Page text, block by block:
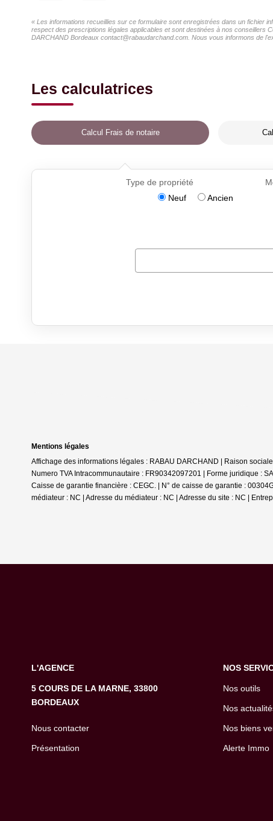
« Les informations recueillies sur ce formulaire sont enregistrées dans un fichier
respect des prescriptions légales applicables et sont destinées à nos conseillers
DARCHAND Bordeaux contact@rabaudarchand.com. Nous vous informons de
Les calculatrices
Calcul Frais de notaire
Mentions légales
Affichage des informations légales : RABAU DARCHAND | Raison
Numero TVA Intracommunautaire : FR90342097201 | Forme juridique :
Caisse de garantie financière : CEGC. | N° de caisse de garantie :
médiateur : NC | Adresse du médiateur : NC | Adresse du site : NC |
L'AGENCE
5 COURS DE LA MARNE, 33800
BORDEAUX
Nous contacter
Présentation
NOS
Nos outils
Nos
Nos biens
Alerte Immo